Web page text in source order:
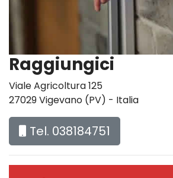
Raggiungici
Viale Agricoltura 125
27029 Vigevano (PV) - Italia
Tel. 038184751